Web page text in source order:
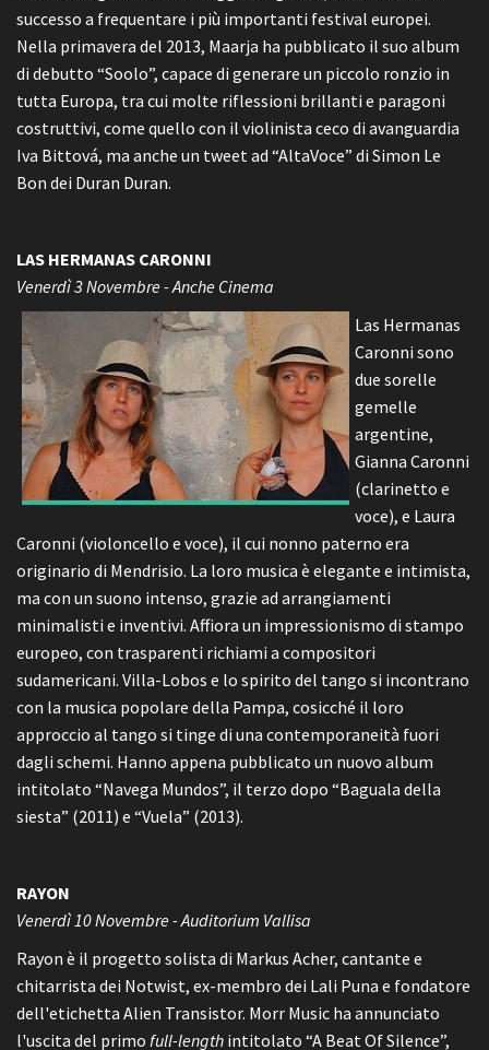
successo a frequentare i più importanti festival europei.
Nella primavera del 2013, Maarja ha pubblicato il suo album
di debutto “Soolo”, capace di generare un piccolo ronzio in
tutta Europa, tra cui molte riflessioni brillanti e paragoni
costruttivi, come quello con il violinista ceco di avanguardia
Iva Bittová, ma anche un tweet ad “AltaVoce” di Simon Le
Bon dei Duran Duran.
LAS HERMANAS CARONNI
Venerdì 3 Novembre - Anche Cinema
Las Hermanas
Caronni sono
due sorelle
gemelle
argentine,
Gianna Caronni
(clarinetto e
voce), e Laura
Caronni (violoncello e voce), il cui nonno paterno era
originario di Mendrisio. La loro musica è elegante e intimista,
ma con un suono intenso, grazie ad arrangiamenti
minimalisti e inventivi. Affiora un impressionismo di stampo
europeo, con trasparenti richiami a compositori
sudamericani. Villa-Lobos e lo spirito del tango si incontrano
con la musica popolare della Pampa, cosicché il loro
approccio al tango si tinge di una contemporaneità fuori
dagli schemi. Hanno appena pubblicato un nuovo album
intitolato “Navega Mundos”, il terzo dopo “Baguala della
siesta” (2011) e “Vuela” (2013).
RAYON
Venerdì 10 Novembre - Auditorium Vallisa
Rayon è il progetto solista di Markus Acher, cantante e
chitarrista dei Notwist, ex-membro dei Lali Puna e fondatore
dell'etichetta Alien Transistor. Morr Music ha annunciato
l'uscita del primo full-length intitolato “A Beat Of Silence”,